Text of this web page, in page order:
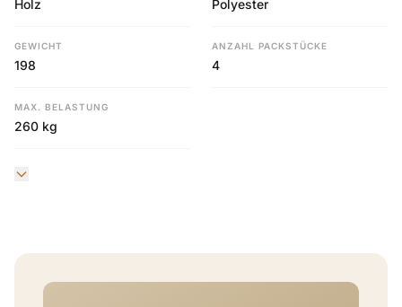
Holz Polyester
GEWICHT
198
ANZAHL PACKSTÜCKE
4
MAX. BELASTUNG
260 kg